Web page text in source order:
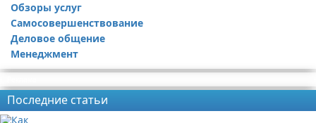
Обзоры услуг
Самосовершенствование
Деловое общение
Менеджмент
Последние статьи